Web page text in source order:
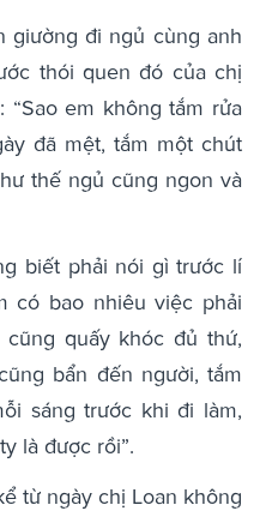
giường đi ngủ cùng anh
thói quen đó của chị
“Sao em không tắm rửa
đã mệt, tắm một chút
thế ngủ cũng ngon và
biết phải nói gì trước lí
có bao nhiêu việc phải
quấy khóc đủ thứ,
bẩn đến người, tắm
sáng trước khi đi làm,
là được rồi”.
từ ngày chị Loan không